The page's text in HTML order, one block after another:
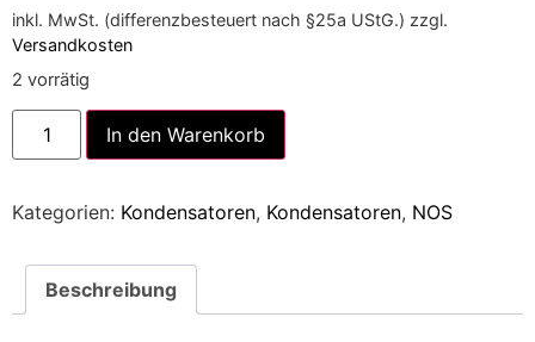
inkl. MwSt. (differenzbesteuert nach §25a UStG.) zzgl.
Versandkosten
2 vorrätig
In den Warenkorb
Kategorien: Kondensatoren, Kondensatoren, NOS
Beschreibung